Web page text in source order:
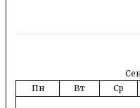
Пн
Вт Ср